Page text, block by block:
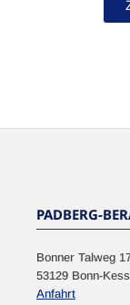
NEWSLETTER
PADBERG-
Bonner Talweg
53129 Bonn-
Anfahrt